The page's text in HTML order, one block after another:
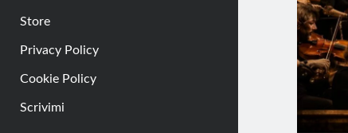
Store
Privacy Policy
Cookie Policy
Scrivimi